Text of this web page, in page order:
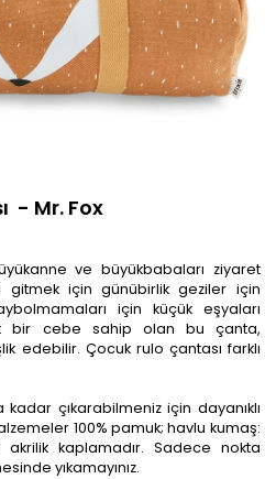
- Mr. Fox
ve büyükbabaları ziyaret
gitmek için günübirlik geziler için
için küçük eşyaları
bir cebe sahip olan bu çanta,
edebilir. Çocuk rulo çantası farklı
çıkarabilmeniz için dayanıklı
100% pamuk; havlu kumaş:
akrilik kaplamadır. Sadece nokta
yıkamayınız.